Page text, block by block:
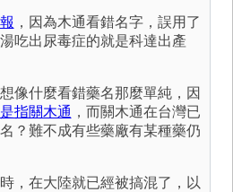
，因為木通看錯名字，誤用了
吃出尿毒症的就是科達出產
像什麼看錯藥名那麼單純，因
指關木通 ，而關木通在台灣已
？難不成有些藥廠有某種藥仍
，在大陸就已經被搞混了，以